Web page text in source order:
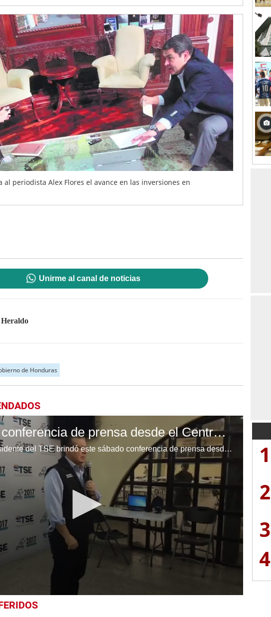
al periodista Alex Flores el avance en las inversiones en
Unirme al canal de noticias
de Honduras
TSE brinda conferencia de prensa desde el Centro Logístico
El Magistrado Presidente del TSE brindó este sábado conferencia de prensa desde el Centro Logístico donde se refirió acerca del escrutinio especial. (Cortesía: Hoy Mismo) 1
2
3
4